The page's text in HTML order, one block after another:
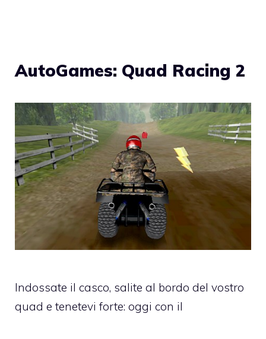
AutoGames: Quad Racing 2
Indossate il casco, salite al bordo del vostro
quad e tenetevi forte: oggi con il